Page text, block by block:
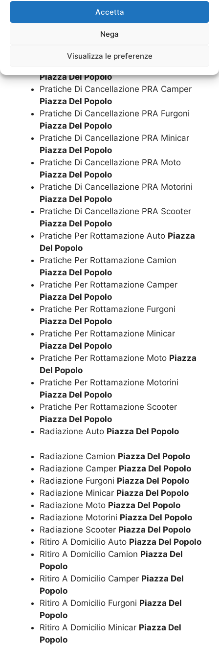
Accetta
Nega
Visualizza le preferenze
Demolizione MotoPiazza Del Popolo
Demolizione Motorini
Pratiche Di Cancellazione PRA Auto
Piazza Del Popolo
Piazza Del Popolo
Pratiche Di Cancellazione PRA Camper
Piazza Del Popolo
Pratiche Di Cancellazione PRA Furgoni
Piazza Del Popolo
Pratiche Di Cancellazione PRA Minicar
Piazza Del Popolo
Pratiche Di Cancellazione PRA Moto
Piazza Del Popolo
Pratiche Di Cancellazione PRA Motorini
Piazza Del Popolo
Pratiche Di Cancellazione PRA Scooter
Piazza Del Popolo
Pratiche Per Rottamazione Auto Piazza
Del Popolo
Pratiche Per Rottamazione Camion
Piazza Del Popolo
Pratiche Per Rottamazione Camper
Piazza Del Popolo
Pratiche Per Rottamazione Furgoni
Piazza Del Popolo
Pratiche Per Rottamazione Minicar
Piazza Del Popolo
Pratiche Per Rottamazione Moto Piazza
Del Popolo
Pratiche Per Rottamazione Motorini
Piazza Del Popolo
Pratiche Per Rottamazione Scooter
Piazza Del Popolo
Radiazione Auto Piazza Del Popolo
Radiazione Camion Piazza Del Popolo
Radiazione Camper Piazza Del Popolo
Radiazione Furgoni Piazza Del Popolo
Radiazione Minicar Piazza Del Popolo
Radiazione Moto Piazza Del Popolo
Radiazione Motorini Piazza Del Popolo
Radiazione Scooter Piazza Del Popolo
Ritiro A Domicilio Auto Piazza Del Popolo
Ritiro A Domicilio Camion Piazza Del
Popolo
Ritiro A Domicilio Camper Piazza Del
Popolo
Ritiro A Domicilio Furgoni Piazza Del
Popolo
Ritiro A Domicilio Minicar Piazza Del
Popolo